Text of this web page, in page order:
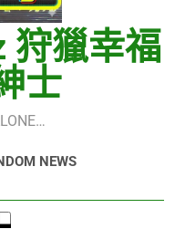
狩獵幸福
士
NEWS